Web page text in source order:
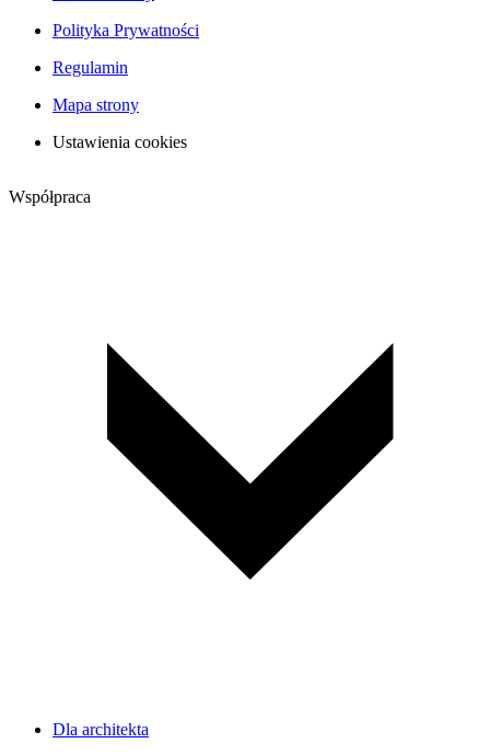
Polityka Prywatności
Regulamin
Mapa strony
Ustawienia cookies
Współpraca
Dla architekta